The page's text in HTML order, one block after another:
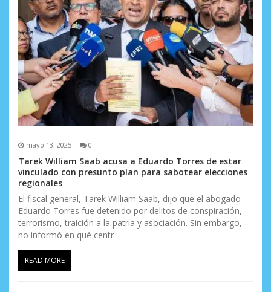
e
n
t
r
a
d
a
s
mayo 13, 2025 0
Tarek William Saab acusa a Eduardo Torres de estar
vinculado con presunto plan para sabotear elecciones
regionales
El fiscal general, Tarek William Saab, dijo que el abogado
Eduardo Torres fue detenido por delitos de conspiración,
terrorismo, traición a la patria y asociación. Sin embargo,
no informó en qué centr
READ MORE